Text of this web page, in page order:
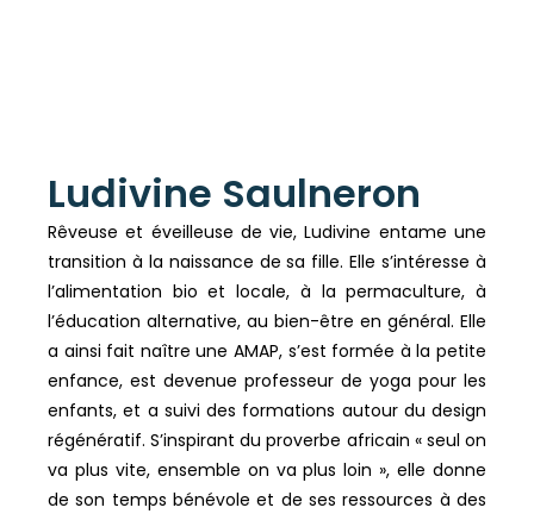
Ludivine Saulneron
Rêveuse et éveilleuse de vie, Ludivine entame une
transition à la naissance de sa fille. Elle s’intéresse à
l’alimentation bio et locale, à la permaculture, à
l’éducation alternative, au bien-être en général. Elle
a ainsi fait naître une AMAP, s’est formée à la petite
enfance, est devenue professeur de yoga pour les
enfants, et a suivi des formations autour du design
régénératif.S’inspirant du proverbe africain « seul on
va plus vite, ensemble on va plus loin », elle donne
de son temps bénévole et de ses ressources à des